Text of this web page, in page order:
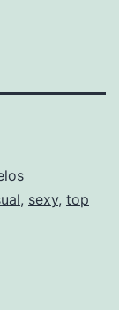
, sexy, top